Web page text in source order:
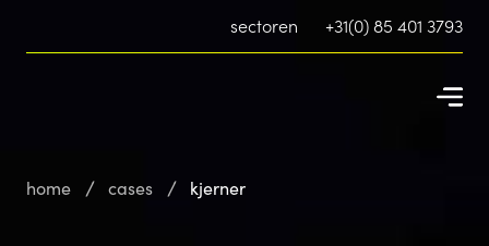
sectoren +31(0) 85 401 3793
home cases kjerner